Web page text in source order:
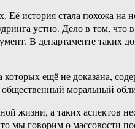
история стала похожа
устно. Дело в том,
В департаменте
ещё не доказана,
моральный
жизни, а таких
мы говорим о массовости